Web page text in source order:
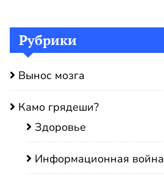
Рубрики
Вынос мозга
Камо грядеши?
Здоровье
Информационная война